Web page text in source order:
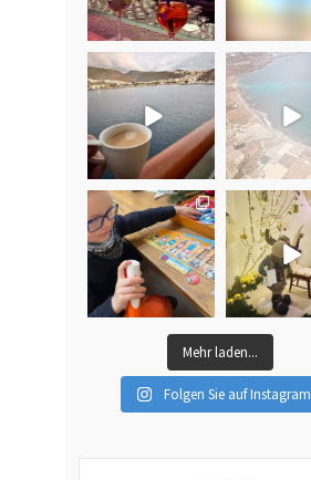
Mehr laden...
Folgen Sie auf Instagram